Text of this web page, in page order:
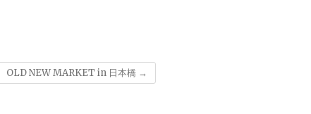
OLD NEW MARKET in 日本橋 →